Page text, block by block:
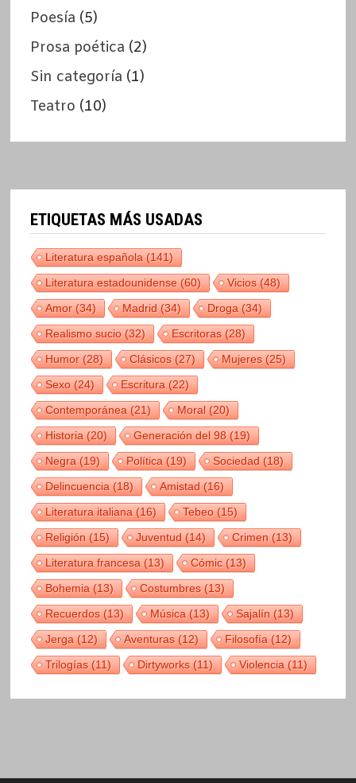
Poesía (5)
Prosa poética (2)
Sin categoría (1)
Teatro (10)
ETIQUETAS MÁS USADAS
Literatura española(141)
Literatura estadounidense(60) Vicios(48)
Amor(34) Madrid(34) Droga(34)
Realismo sucio(32) Escritoras(28)
Humor(28) Clásicos(27) Mujeres(25)
Sexo(24) Escritura(22)
Contemporánea(21) Moral(20)
Historia(20) Generación del 98(19)
Negra(19) Política(19) Sociedad(18)
Delincuencia(18) Amistad(16)
Literatura italiana(16) Tebeo(15)
Religión(15) Juventud(14) Crimen(13)
Literatura francesa(13) Cómic(13)
Bohemia(13) Costumbres(13)
Recuerdos(13) Música(13) Sajalín(13)
Jerga(12) Aventuras(12) Filosofía(12)
Trilogías(11) Dirtyworks(11) Violencia(11)